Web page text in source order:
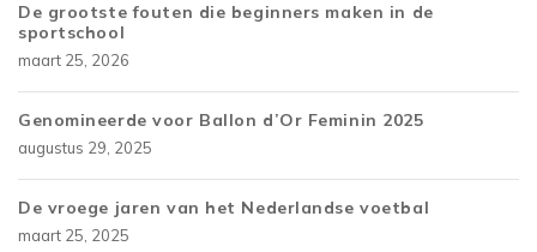
De grootste fouten die beginners maken in de
sportschool
maart 25, 2026
Genomineerde voor Ballon d’Or Feminin 2025
augustus 29, 2025
De vroege jaren van het Nederlandse voetbal
maart 25, 2025